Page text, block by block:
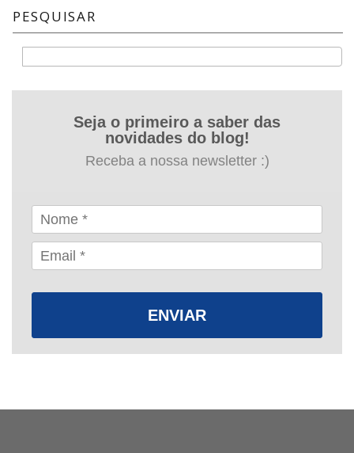
PESQUISAR
Seja o primeiro a saber das
novidades do blog!
Receba a nossa newsletter :)
ENVIAR